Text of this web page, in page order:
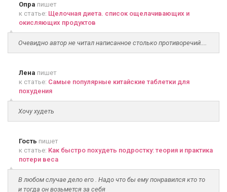
Опра пишет
к статье: Щелочная диета. список ощелачивающих и
окисляющих продуктов
Очевидно автор не читал написанное столько противоречий....
Лена пишет
к статье: Самые популярные китайские таблетки для
похудения
Хочу худеть
Гость пишет
к статье: Как быстро похудеть подростку: теория и практика
потери веса
В любом случае дело его . Надо что бы ему понравился кто то
и тогда он возьмется за себя